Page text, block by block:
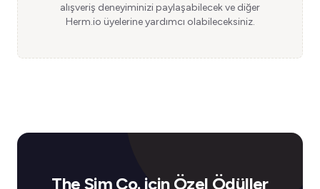
alışveriş deneyiminizi paylaşabilecek ve diğer
Herm.io üyelerine yardımcı olabileceksiniz.
The Sim Co. için Özel Ödüller